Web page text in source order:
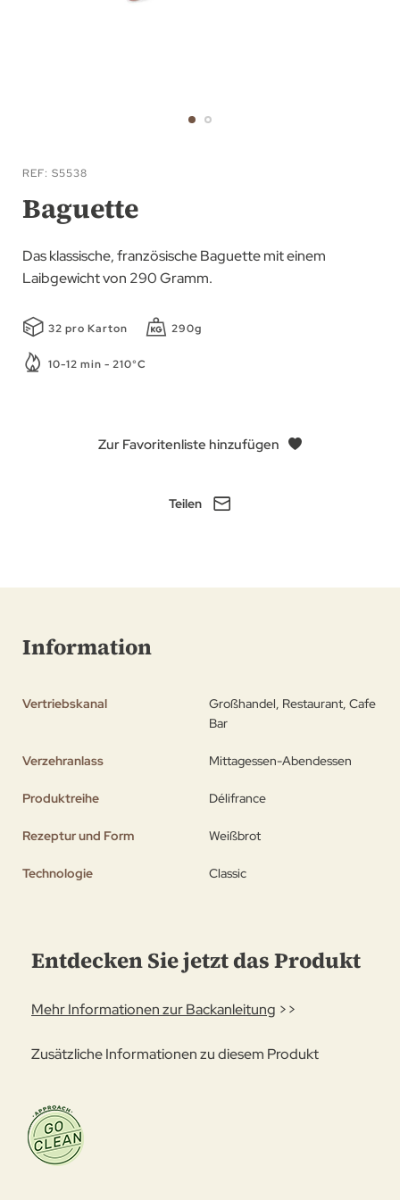
Anfang
der
Bildgalerie
REF S5538
Baguette
Das klassische, französische Baguette mit einem
Laibgewicht von 290 Gramm.
32 pro Karton 290g
10-12 min - 210°C
Zur Favoritenliste hinzufügen
Teilen
Information
Vertriebskanal
Großhandel, Restaurant, Cafe
Bar
Verzehranlass Mittagessen-Abendessen
Produktreihe Délifrance
Rezeptur und Form Weißbrot
Technologie Classic
Entdecken Sie jetzt das Produkt
Mehr Informationen zur Backanleitung >>
Zusätzliche Informationen zu diesem Produkt